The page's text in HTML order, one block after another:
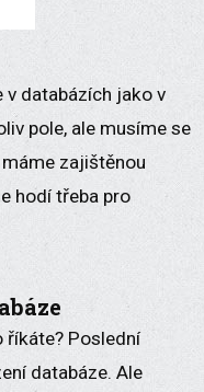
v databázích jako v
pole, ale musíme se
zajištěnou
hodí třeba pro
říkáte? Poslední
databáze. Ale